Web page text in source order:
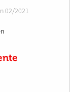
02/2021